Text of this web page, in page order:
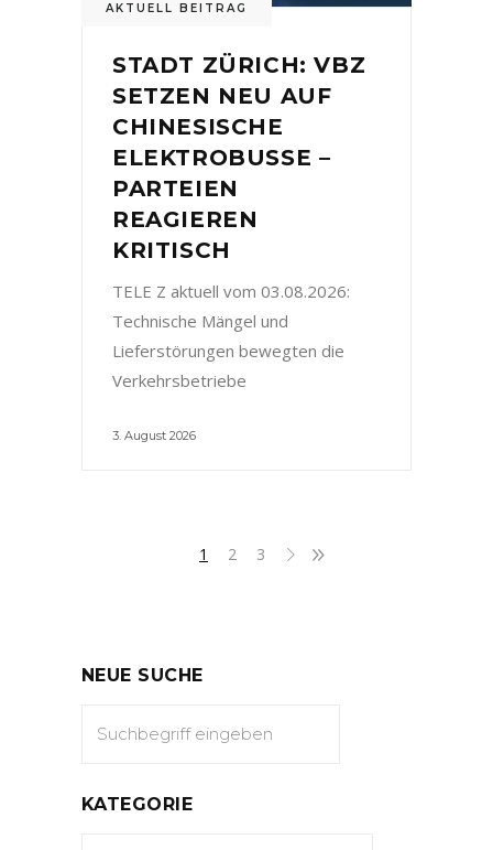
AKTUELL BEITRAG
STADT ZÜRICH: VBZ
SETZEN NEU AUF
CHINESISCHE
ELEKTROBUSSE –
PARTEIEN
REAGIEREN
KRITISCH
TELE Z aktuell vom 03.08.2026:
Technische Mängel und
Lieferstörungen bewegten die
Verkehrsbetriebe
3. August 2026
1 2 3
NEUE SUCHE
KATEGORIE